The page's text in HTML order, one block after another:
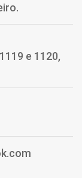
e 1120,